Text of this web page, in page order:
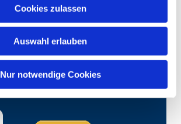
Cookies zulassen
Auswahl erlauben
Nur notwendige Cookies